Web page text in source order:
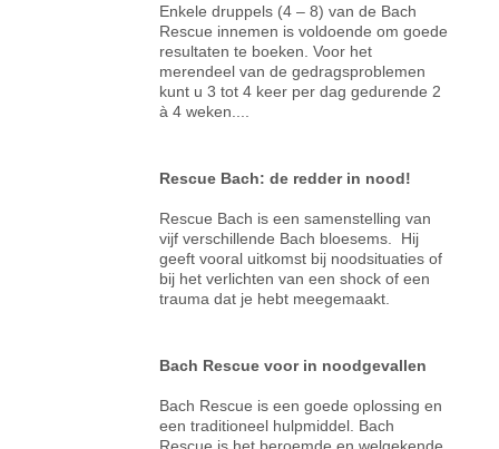
Enkele druppels (4 – 8) van de Bach
Rescue innemen is voldoende om goede
resultaten te boeken. Voor het
merendeel van de gedragsproblemen
kunt u 3 tot 4 keer per dag gedurende 2
à 4 weken....
Rescue Bach: de redder in nood!
Rescue Bach is een samenstelling van
vijf verschillende Bach bloesems. Hij
geeft vooral uitkomst bij noodsituaties of
bij het verlichten van een shock of een
trauma dat je hebt meegemaakt.
Bach Rescue voor in noodgevallen
Bach Rescue is een goede oplossing en
een traditioneel hulpmiddel. Bach
Rescue is het beroemde en welgekende